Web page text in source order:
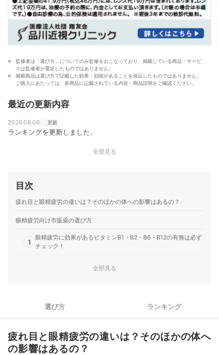
監修者は「選び方」についてのみ監修をおこなっており、掲載している商品・サービ
スは監修者が選定したものではありません。
掲載商品は選び方で記載した効果・効能があることを保証したものではありません。
ご購入にあたっては、各商品に記載されている内容・商品説明をご確認ください。
最近の更新内容
2026.08.06 更新
ランキングを更新しました。
全部見る
目次
疲れ目と眼精疲労の違いは？そのほかの体への影響はあるの？
眼精疲労向け市販薬の選び方
1
眼精疲労に効果があるビタミンB1・B2・B6・B12の有無は必ず
チェック！
ビタミンEなど血行促進成分がプラスされているとなおよし
疲れ目の解消を求めるなら、ドリンクタイプの医薬部外品も検
討して
5 目の乾燥・痛み・充血に悩むときは、目薬との併用も効果的
眼精疲労向け市販薬全22商品おすすめ人気ランキング
全部見る
選び方 ランキング
疲れ目と眼精疲労の違いは？そのほかの体へ
の影響はあるの？